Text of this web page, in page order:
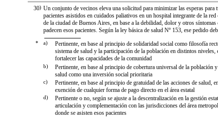
)
30 Un conjunto de vecinos eleva una solicitud para minimizar las esperas para
pacientes asistidos en cuidados paliativos en un hospital integrante de la
de la ciudad de Buenos Aires, en base a la debilidad, dolor y otros síntomas
padecen esos pacientes. Según la ley básica de salud Nº 153, ese pedido
* a)
Pertinente, en base al principio de solidaridad social como filosofía
sistema de salud y la participación de la población en distintos niveles,
fortalecer las capacidades de la comunidad
b)
Pertinente, en base al principio de cobertura universal de la población
salud como una inversión social prioritaria
c)
Pertinente, en base al principio de gratuidad de las acciones de salud,
exención de cualquier forma de pago directo en el área estatal
d)
Pertinente o no, según se ajuste a la descentralización en la gestión
articulación y complementación con las jurisdicciones del área
donde se asisten esos pacientes